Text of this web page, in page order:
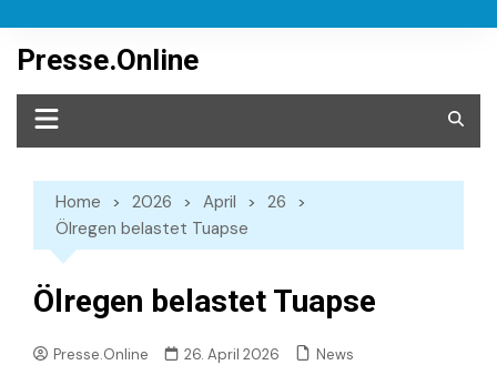
content
Presse.Online
Home 2026 April
26
Ölregen belastet Tuapse
Ölregen belastet Tuapse
Presse.Online 26. April 2026 News